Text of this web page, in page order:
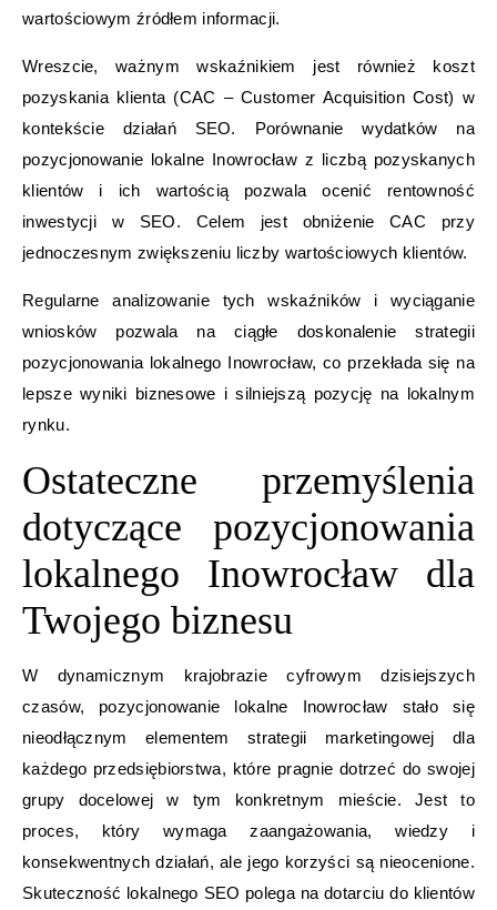
wartościowym źródłem informacji.
Wreszcie, ważnym wskaźnikiem jest również koszt
pozyskania klienta (CAC – Customer Acquisition Cost) w
kontekście działań SEO. Porównanie wydatków na
pozycjonowanie lokalne Inowrocław z liczbą pozyskanych
klientów i ich wartością pozwala ocenić rentowność
inwestycji w SEO. Celem jest obniżenie CAC przy
jednoczesnym zwiększeniu liczby wartościowych klientów.
Regularne analizowanie tych wskaźników i wyciąganie
wniosków pozwala na ciągłe doskonalenie strategii
pozycjonowania lokalnego Inowrocław, co przekłada się na
lepsze wyniki biznesowe i silniejszą pozycję na lokalnym
rynku.
Ostateczne przemyślenia
dotyczące pozycjonowania
lokalnego Inowrocław dla
Twojego biznesu
W dynamicznym krajobrazie cyfrowym dzisiejszych
czasów, pozycjonowanie lokalne Inowrocław stało się
nieodłącznym elementem strategii marketingowej dla
każdego przedsiębiorstwa, które pragnie dotrzeć do swojej
grupy docelowej w tym konkretnym mieście. Jest to
proces, który wymaga zaangażowania, wiedzy i
konsekwentnych działań, ale jego korzyści są nieocenione.
Skuteczność lokalnego SEO polega na dotarciu do klientów